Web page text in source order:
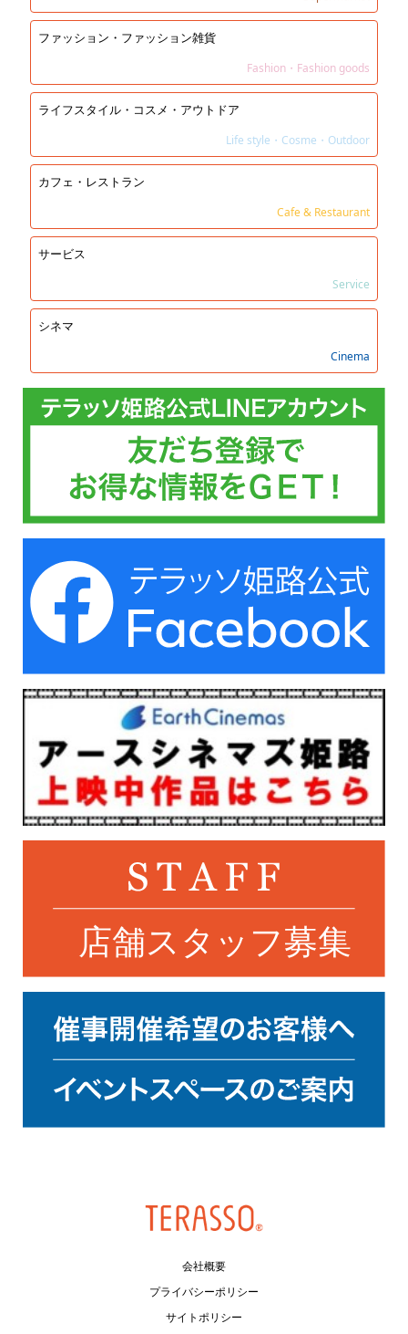
ファッション・ファッション雑貨
Fashion・Fashion goods
ライフスタイル・コスメ・アウトドア
Life style・Cosme・Outdoor
カフェ・レストラン
Cafe & Restaurant
サービス
Service
シネマ
Cinema
会社概要
プライバシーポリシー
サイトポリシー